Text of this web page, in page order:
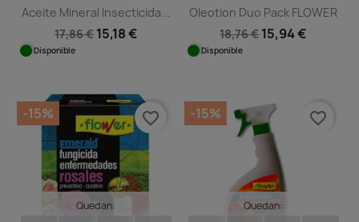
Aceite Mineral Insecticida...
17,86 € 15,18 €
Disponible
Oleotion Duo Pack FLOWER
18,76 €15,94 €
Disponible
Quedan:
-15% favorite_border
Quedan:
-15% favorite_border